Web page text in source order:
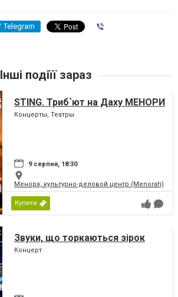
Telegram
Інші подіїї зараз
STING. Триб`ют на Даху МЕНОРИ
Концерты, Театры
9 серпня, 18:30
Менора, культурно-деловой центр (Menorah)
Купити
Звуки, що торкаються зірок
Концерт